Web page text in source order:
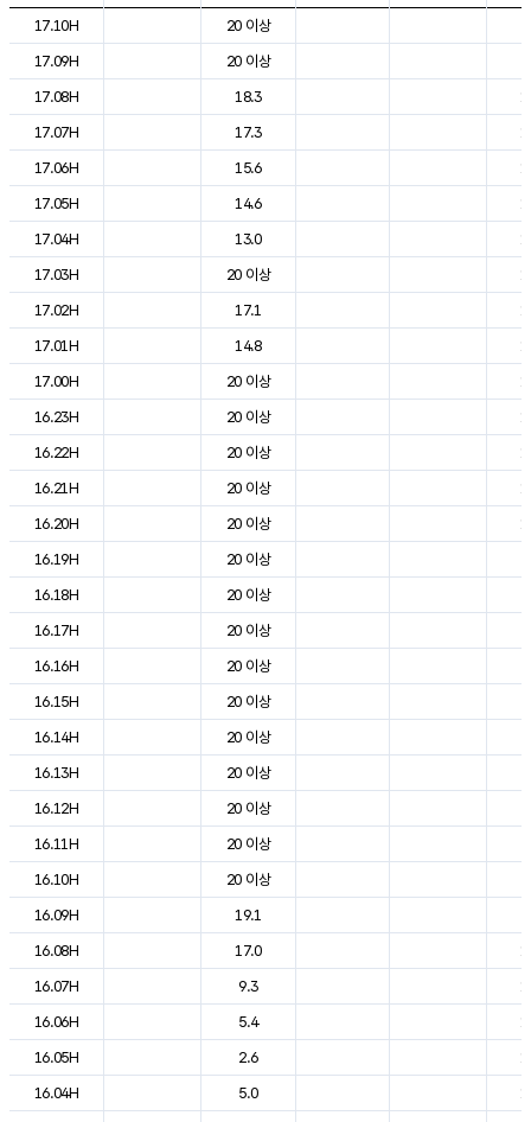
도시별 기상실황표로 지점, 날씨, 기온, 강수, 바람, 기압등을 안내한 표입
17.10H
20 이상
17.09H
20 이상
17.08H
18.3
17.07H
17.3
17.06H
15.6
17.05H
14.6
17.04H
13.0
17.03H
20 이상
17.02H
17.1
17.01H
14.8
17.00H
20 이상
16.23H
20 이상
16.22H
20 이상
16.21H
20 이상
16.20H
20 이상
16.19H
20 이상
16.18H
20 이상
16.17H
20 이상
16.16H
20 이상
16.15H
20 이상
16.14H
20 이상
16.13H
20 이상
16.12H
20 이상
16.11H
20 이상
16.10H
20 이상
16.09H
19.1
16.08H
17.0
16.07H
9.3
16.06H
5.4
16.05H
2.6
16.04H
5.0